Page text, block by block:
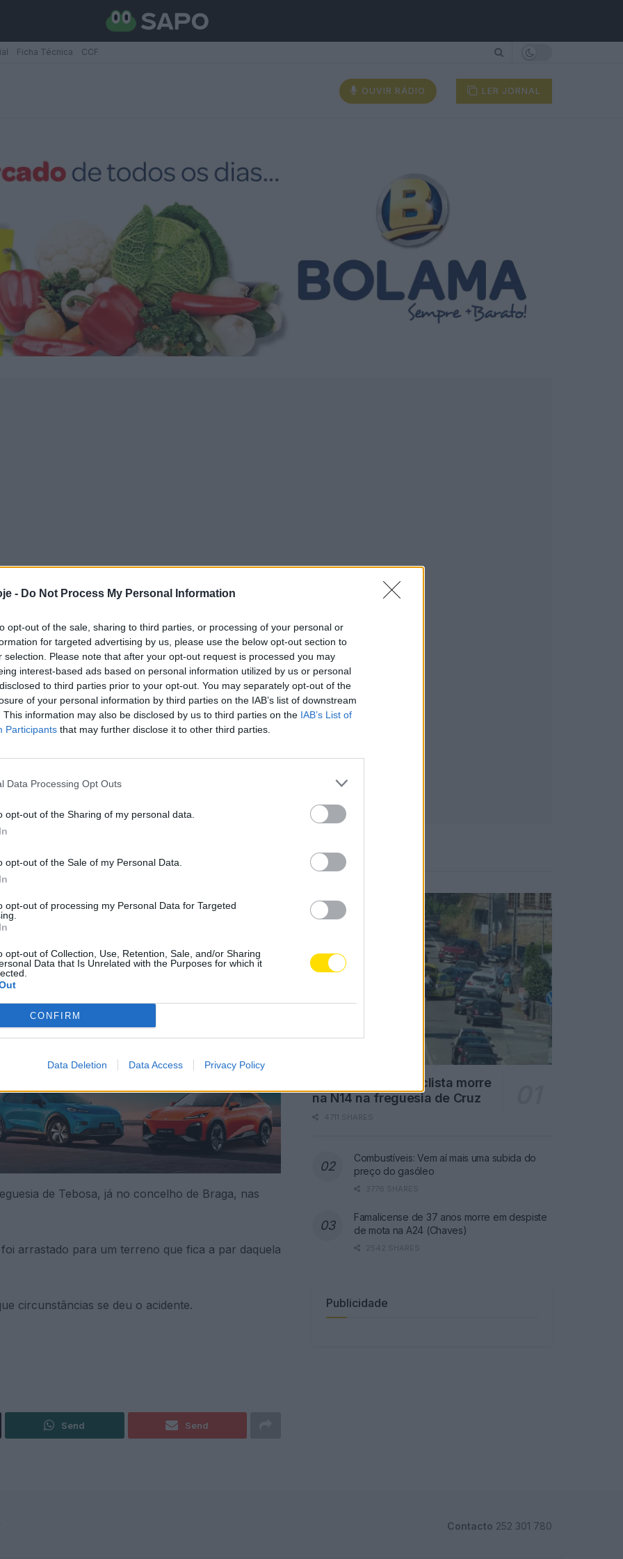
- Do Not Process My Personal Information
opt-out of the sale, sharing to third parties, or processing of your personal or
for targeted advertising by us, please use the below opt-out section to
selection. Please note that after your opt-out request is processed you may
interest-based ads based on personal information utilized by us or personal
to third parties prior to your opt-out. You may separately opt-out of the
of your personal information by third parties on the IAB’s list of downstream
This information may also be disclosed by us to third parties on the IAB’s List of
Participants that may further disclose it to other third parties.
Data Processing Opt Outs
opt-out of the Sharing of my personal data.
opt-out of the Sale of my Personal Data.
opt-out of processing my Personal Data for Targeted
opt-out of Collection, Use, Retention, Sale, and/or Sharing
Data that Is Unrelated with the Purposes for which it
CONFIRM
Data Deletion Data Access Privacy Policy
Ficha Técnica CCF
OUVIR RÁDIO LER JORNAL
N14 em Tebosa
Canal Oficial Subscrever
obrigou ao corte do trânsito na N14.
de Tebosa, já no concelho de Braga, nas
arrastado para um terreno que fica a par daquela
circunstâncias se deu o acidente.
Send Send
Notícias Populares
Famalicão: Motociclista morre
na N14 na freguesia de Cruz
4711 SHARES
Combustíveis: Vem aí mais uma subida do
preço do gasóleo
3776 SHARES
Famalicense de 37 anos morre em despiste
de mota na A24 (Chaves)
2542 SHARES
Publicidade
Contacto 252 301 780